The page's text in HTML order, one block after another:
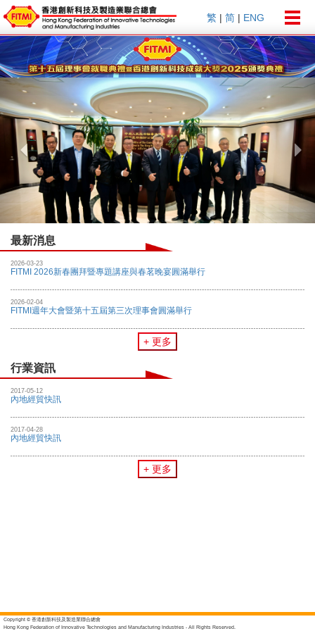
繁 | 简 | ENG
Previous
最新消息
2026-03-23
FITMI 2026新春團拜暨專題講座與春茗晚宴圓滿舉行
2026-02-04
FITMI週年大會暨第十五屆第三次理事會圓滿舉行
+ 更多
行業資訊
2017-05-12
內地經貿快訊
2017-04-28
內地經貿快訊
+ 更多
Copyright © 香港創新科技及製造業聯合總會
Hong Kong Federation of Innovative Technologies and Manufacturing Industries - All Rights Reserved.